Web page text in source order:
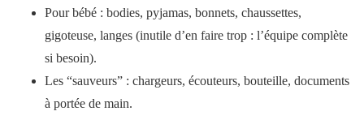
Pour bébé : bodies, pyjamas, bonnets, chaussettes,
gigoteuse, langes (inutile d’en faire trop : l’équipe complète
si besoin).
Les “sauveurs” : chargeurs, écouteurs, bouteille, documents
à portée de main.